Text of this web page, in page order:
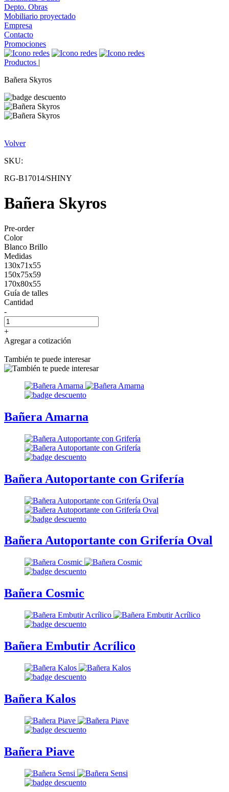
Depto. Obras
Mobiliario proyectado
Empresa
Contacto
Promociones
Productos |
Bañera Skyros
Volver
SKU:
RG-B17014/SHINY
Bañera Skyros
Pre-order
Color
Blanco Brillo
Medidas
130x71x55
150x75x59
170x80x55
Guía de talles
Cantidad
-
+
Agregar a cotización
También te puede interesar
Bañera Amarna
Bañera Autoportante con Grifería
Bañera Autoportante con Grifería Oval
Bañera Cosmic
Bañera Embutir Acrílico
Bañera Kalos
Bañera Piave